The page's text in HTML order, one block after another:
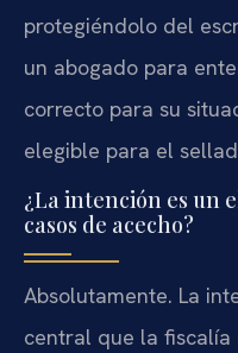
protegiéndolo del
un abogado para
correcto para su
elegible para el
¿La intención es un
casos de acecho?
Absolutamente. La
central que la fiscalía